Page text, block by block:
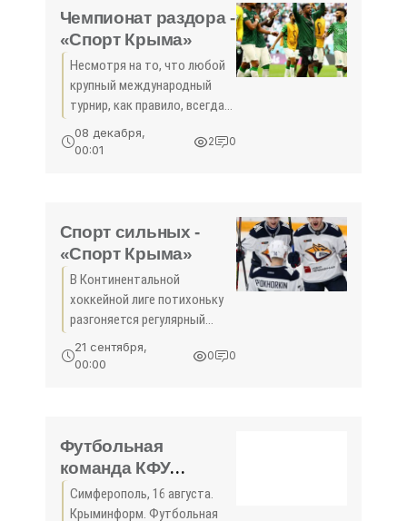
Чемпионат раздора -
«Спорт Крыма»
Несмотря на то, что любой
крупный международный
турнир, как правило, всегда
обладает яркой
индивидуальностью,
категориях. Ещё не
08 декабря,
00:01
2 0
Спорт сильных -
«Спорт Крыма»
В Континентальной
хоккейной лиге потихоньку
разгоняется регулярный
чемпионат и он уже принёс
весьма неожиданные
внешне
21 сентября,
00:00
0 0
Футбольная
команда КФУ
сыграет в премьер-
группе
Симферополь, 16 августа.
Крыминформ. Футбольная